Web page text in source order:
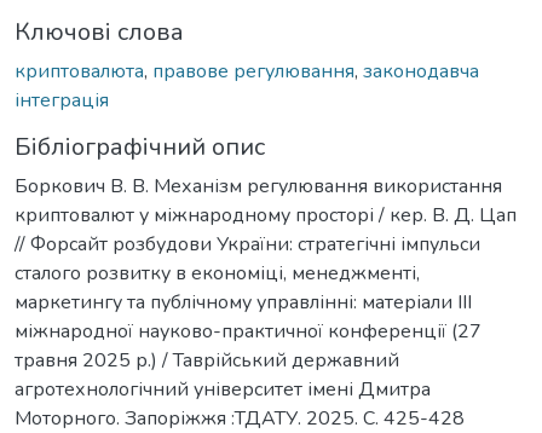
Ключові слова
криптовалюта, правове регулювання, законодавча
інтеграція
Бібліографічний опис
Боркович В. В. Механізм регулювання використання
криптовалют у міжнародному просторі / кер. В. Д. Цап
// Форсайт розбудови України: стратегічні імпульси
сталого розвитку в економіці, менеджменті,
маркетингу та публічному управлінні: матеріали ІІІ
міжнародної науково-практичної конференції (27
травня 2025 р.) / Таврійський державний
агротехнологічний університет імені Дмитра
Моторного. Запоріжжя :ТДАТУ. 2025. С. 425-428